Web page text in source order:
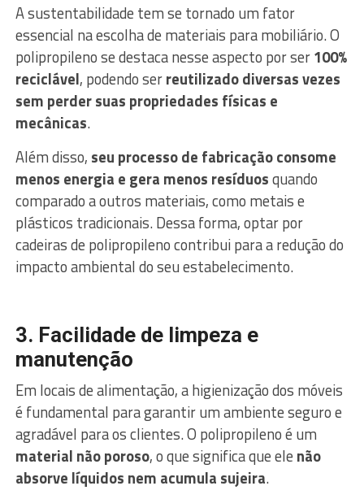
A sustentabilidade tem se tornado um fator
essencial na escolha de materiais para mobiliário. O
polipropileno se destaca nesse aspecto por ser100%
reciclável, podendo serreutilizado diversas vezes
sem perder suas propriedades físicas e
mecânicas.
Além disso, seu processo de fabricação consome
menos energia e gera menos resíduosquando
comparado a outros materiais, como metais e
plásticos tradicionais. Dessa forma, optar por
cadeiras de polipropileno contribui para a redução do
impacto ambiental do seu estabelecimento.
3. Facilidade de limpeza e
manutenção
Em locais de alimentação, a higienização dos móveis
é fundamental para garantir um ambiente seguro e
agradável para os clientes. O polipropileno é um
material não poroso, o que significa que ele não
absorve líquidos nem acumula sujeira.